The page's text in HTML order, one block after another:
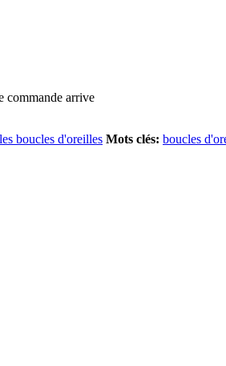
commande arrive
boucles d'oreilles Mots clés: boucles